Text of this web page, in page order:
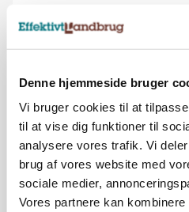
Denne hjemmeside bruger
Vi bruger cookies til at
til at vise dig funktioner til
analysere vores trafik. Vi
brug af vores website med
sociale medier,
Vores partnere kan